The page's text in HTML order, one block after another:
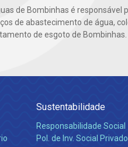
de Bombinhas é responsável
de abastecimento de água,
de esgoto de Bombinhas.
Sustentabilidade
Responsabilidade Social
Pol. de Inv. Social Privado